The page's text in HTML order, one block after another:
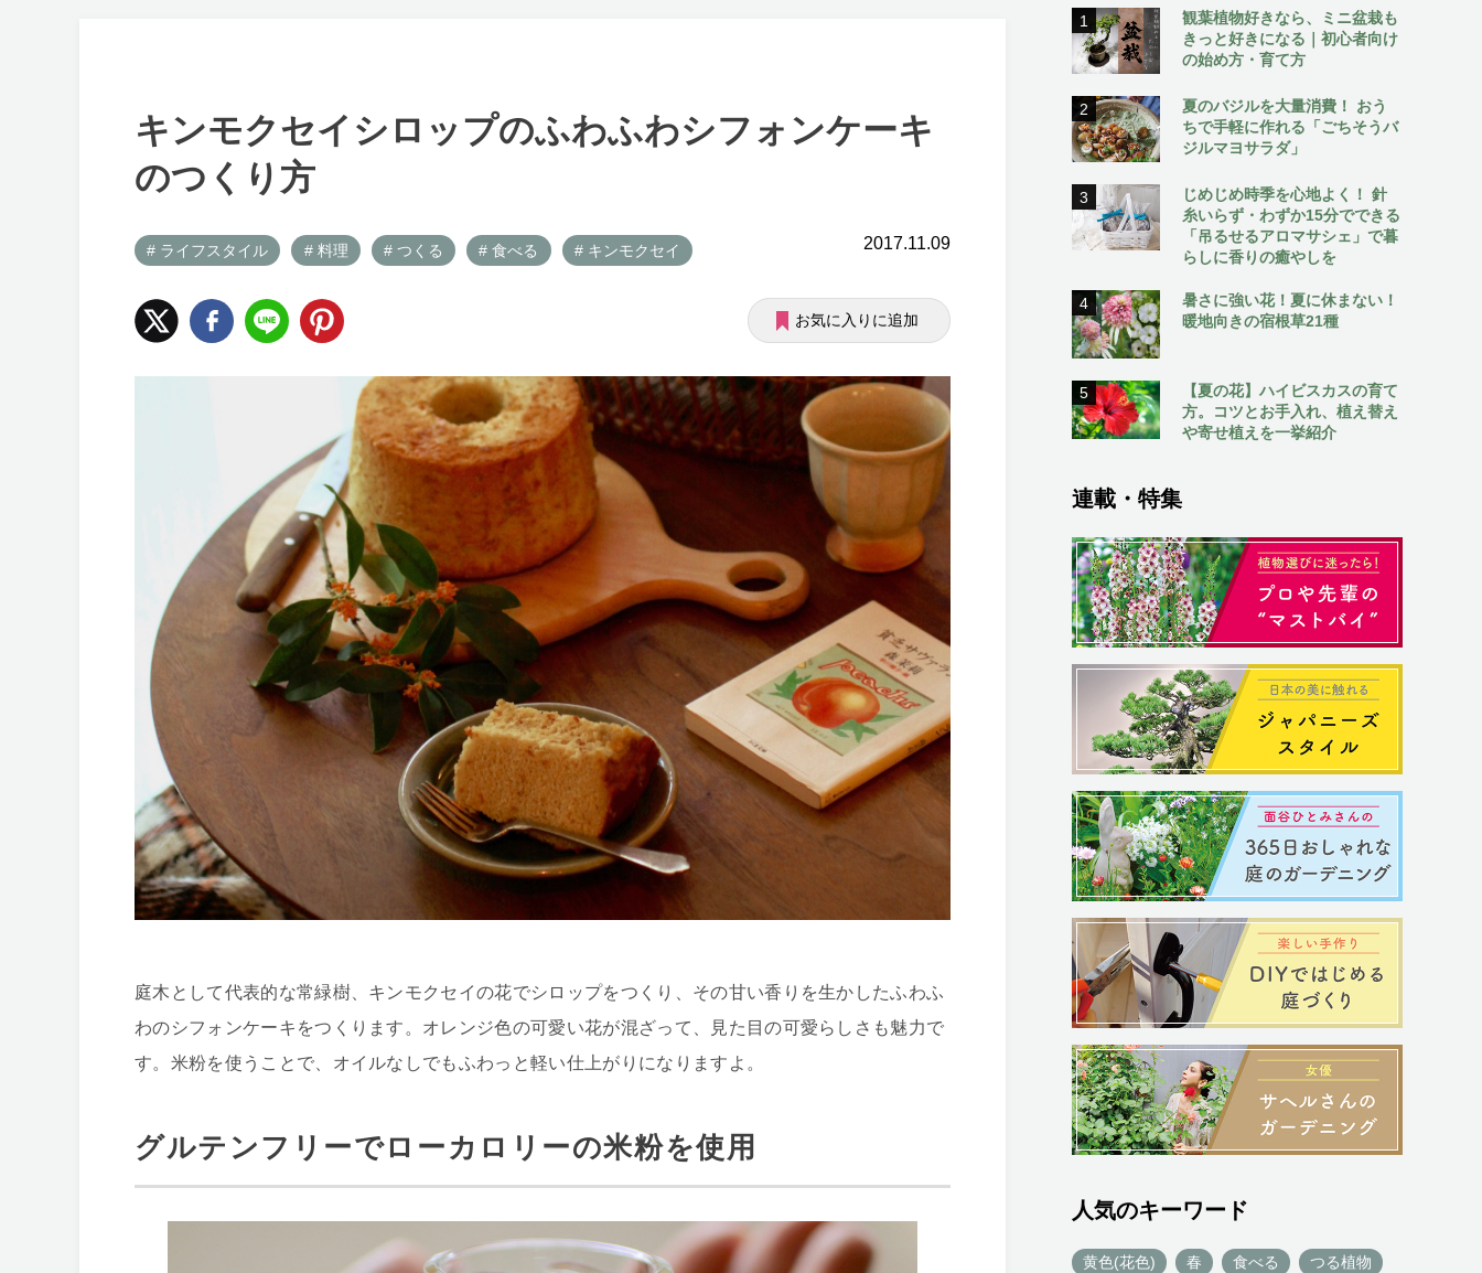
キンモクセイシロップのふわふわシフォンケーキ
のつくり方
# ライフスタイル # 料理 # つくる # 食べる # キンモクセイ 2017.11.09
お気に入りに追加
庭木として代表的な常緑樹、キンモクセイの花でシロップをつくり、その甘い香りを生かしたふわふ
わのシフォンケーキをつくります。オレンジ色の可愛い花が混ざって、見た目の可愛らしさも魅力で
す。米粉を使うことで、オイルなしでもふわっと軽い仕上がりになりますよ。
グルテンフリーでローカロリーの米粉を使用
1
観葉植物好きなら、ミニ盆栽も
きっと好きになる｜初心者向け
の始め方・育て方
2
夏のバジルを大量消費！ おう
ちで手軽に作れる「ごちそうバ
ジルマヨサラダ」
3
じめじめ時季を心地よく！ 針
糸いらず・わずか15分でできる
「吊るせるアロマサシェ」で暮
らしに香りの癒やしを
4
暑さに強い花！夏に休まない！
暖地向きの宿根草21種
5
【夏の花】ハイビスカスの育て
方。コツとお手入れ、植え替え
や寄せ植えを一挙紹介
連載・特集
人気のキーワード
黄色(花色) 春 食べる つる植物